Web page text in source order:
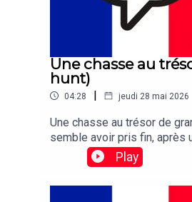
Une chasse au
hunt)
04:28 | jeudi 28 mai 2026
Une chasse au trésor de
semble avoir pris fin, après
France indiquant qu'une
or enterrée a finalement
ans.Traduction: A mass
Play